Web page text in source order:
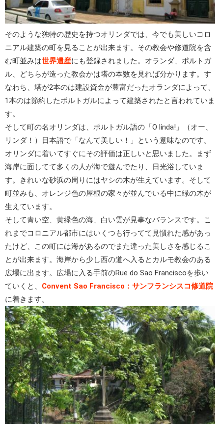
そのような独特の歴史を持つオリンダでは、今でも美しいコロ
ニアル建築の町を見ることが出来ます。その教会や修道院を含
む町並みは世界遺産にも登録されました。オランダ、ポルトガ
ル、どちらが造った教会かは塔の本数を見れば分かります。す
なわち、塔が2本のは建設資金が豊富だったオランダによって、
1本のは節約したポルトガルによって建築されたと言われていま
す。
そして町の名オリンダは、ポルトガル語の「O linda!」（オー、
リンダ！）日本語で「なんて美しい！」という意味なのです。
オリンダに着いてすぐにその評価は正しいと思いました。まず
海岸に面してて多くの人が海で遊んでたり、日光浴していま
す。きれいな砂浜の周りにはヤシの木が生えています。そして
町並みも、オレンジ色の屋根の家々が並んでいる中に緑の木が
生えています。
そして青い空、黄緑色の海、白い雲が見事なバランスです。こ
れまでコロニアル都市にはいくつも行ってて見慣れた感があっ
たけど、この町には海があるのでまた違った美しさを感じるこ
とが出来ます。海岸から少し西の道へ入るとカルモ教会のある
広場に出ます。広場に入る手前のRue do Sao Franciscoを歩い
ていくと、 Convent Sao Francisco：サンフランシスコ修道院
に着きます。